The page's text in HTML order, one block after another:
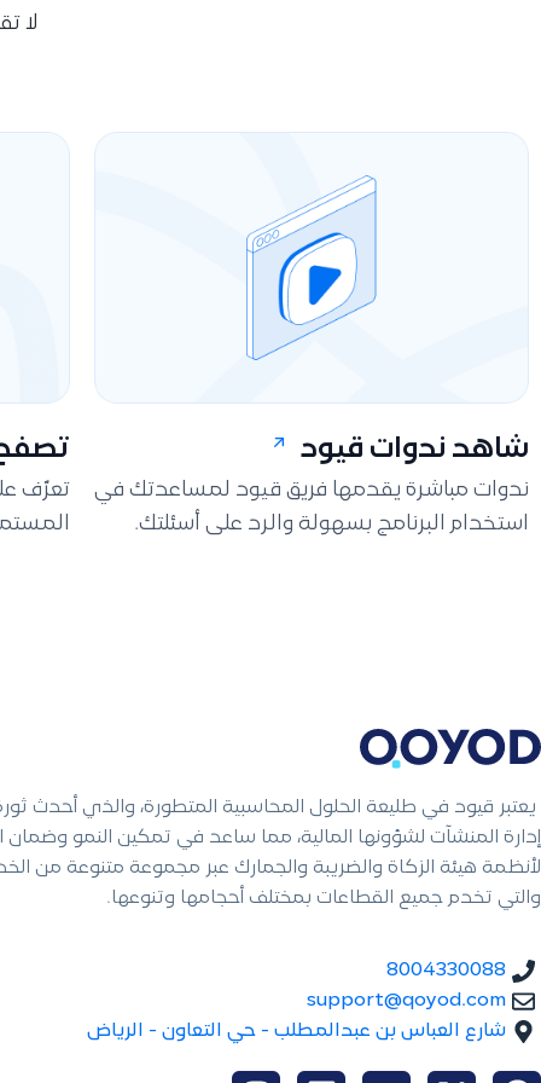
لا
شاهد ندوات قيود
ندوات مباشرة يقدمها فريق قيود لمساعدتك في
استخدام البرنامج بسهولة والرد على أسئلتك.
تعرّف
يعتبر قيود في طليعة الحلول المحاسبية المتطورة، والذي أحدث
إدارة المنشآت لشؤونها المالية، مما ساعد في تمكين النمو وضمان
لأنظمة هيئة الزكاة والضريبة والجمارك عبر مجموعة متنوعة من
والتي تخدم جميع القطاعات بمختلف أحجامها وتنوعها.
8004330088
support@qoyod.com
شارع العباس بن عبدالمطلب - حي التعاون - الرياض